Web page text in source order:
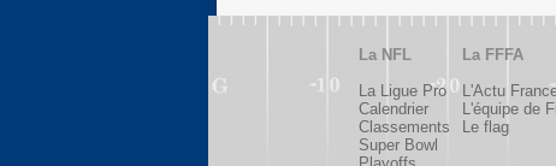
La NFL
La Ligue Pro
Calendrier
Classements
Super Bowl
La FFFA
L'Actu
L'équipe de
Le flag